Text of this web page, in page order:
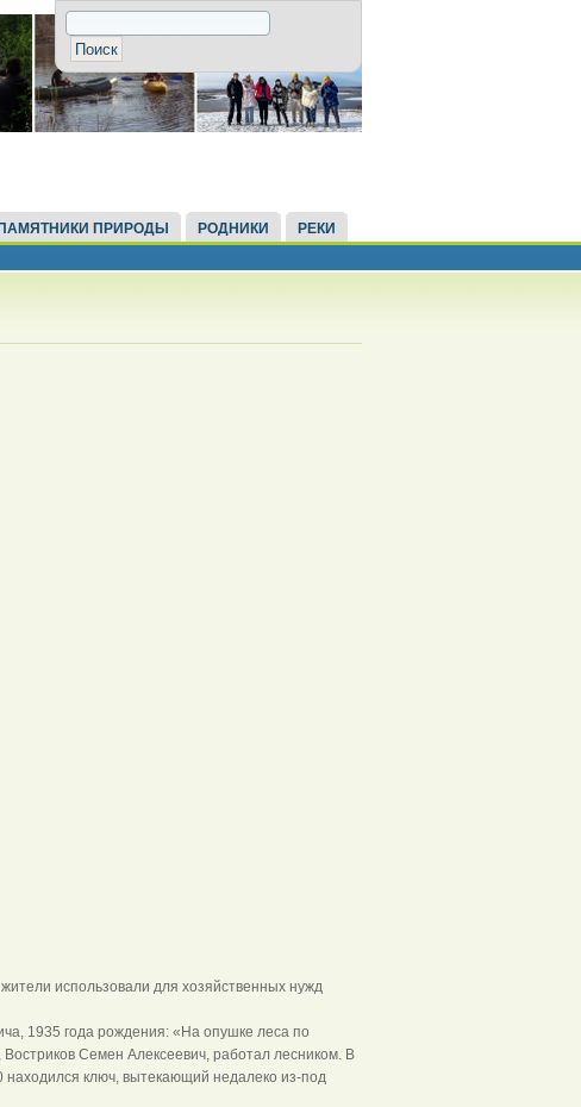
ПАМЯТНИКИ ПРИРОДЫ РОДНИКИ РЕКИ
использовали для хозяйственных нужд
1935 года рождения: «На опушке леса по
Семен Алексеевич, работал лесником. В
ключ, вытекающий недалеко из-под